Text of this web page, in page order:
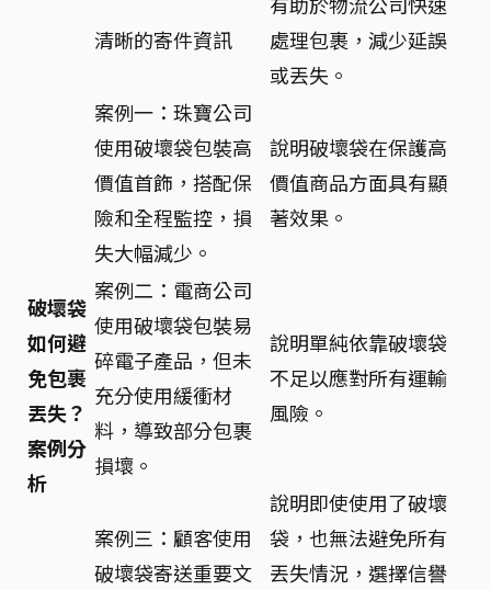
清晰的寄件資訊
處理包裹，減少延誤
或丟失。
破壞袋
如何避
免包裹
丟失？
案例分
析
案例一：珠寶公司
使用破壞袋包裝高
價值首飾，搭配保
險和全程監控，損
失大幅減少。
說明破壞袋在保護高
價值商品方面具有顯
著效果。
案例二：電商公司
使用破壞袋包裝易
碎電子產品，但未
充分使用緩衝材
料，導致部分包裹
損壞。
說明單純依靠破壞袋
不足以應對所有運輸
風險。
案例三：顧客使用
破壞袋寄送重要文
說明即使使用了破壞
袋，也無法避免所有
丟失情況，選擇信譽